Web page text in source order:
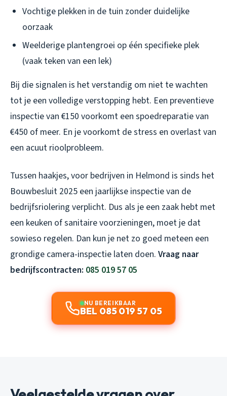
Vochtige plekken in de tuin zonder duidelijke
oorzaak
Weelderige plantengroei op één specifieke plek
(vaak teken van een lek)
Bij die signalen is het verstandig om niet te wachten
tot je een volledige verstopping hebt. Een preventieve
inspectie van €150 voorkomt een spoedreparatie van
€450 of meer. En je voorkomt de stress en overlast van
een acuut rioolprobleem.
Tussen haakjes, voor bedrijven in Helmond is sinds het
Bouwbesluit 2025 een jaarlijkse inspectie van de
bedrijfsriolering verplicht. Dus als je een zaak hebt met
een keuken of sanitaire voorzieningen, moet je dat
sowieso regelen. Dan kun je net zo goed meteen een
grondige camera-inspectie laten doen. Vraag naar
bedrijfscontracten: 085 019 57 05
NU BEREIKBAAR
BEL 085 019 57 05